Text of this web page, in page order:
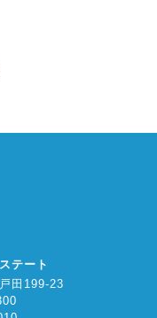
テート
田199-23